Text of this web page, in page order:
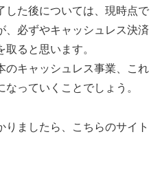
した後については、現時点で
、必ずやキャッシュレス決済
ると思います。
のキャッシュレス事業、これ
っていくことでしょう。
りましたら、こちらのサイト